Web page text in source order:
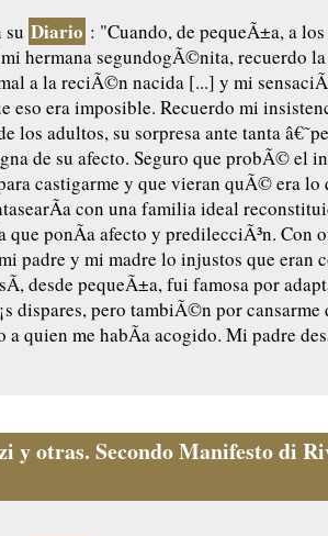
su Diario : "Cuando, de pequeÃ±a, a
hermana segundogÃ©nita, recuerdo
a la reciÃ©n nacida [...] y mi
eso era imposible. Recuerdo mi
los adultos, su sorpresa ante tanta
de su afecto. Seguro que probÃ© el
castigarme y que vieran quÃ© era lo
con una familia ideal
que ponÃ­a afecto y predilecciÃ³n. Con
padre y mi madre lo injustos que eran
desde pequeÃ±a, fui famosa por
dispares, pero tambiÃ©n por cansarme
a quien me habÃ­a acogido. Mi padre
y otras. Secondo Manifesto di